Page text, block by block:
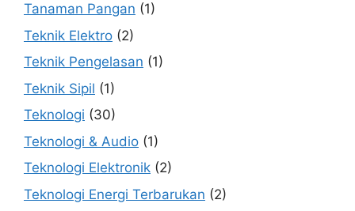
Tanaman Pangan (1)
Teknik Elektro (2)
Teknik Pengelasan (1)
Teknik Sipil (1)
Teknologi (30)
Teknologi & Audio (1)
Teknologi Elektronik (2)
Teknologi Energi Terbarukan (2)